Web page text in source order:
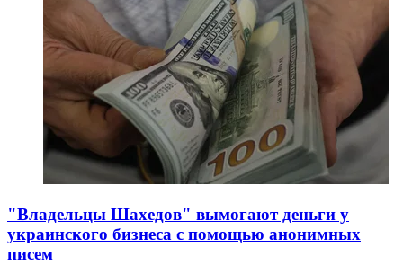
"Владельцы Шахедов" вымогают деньги у
украинского бизнеса с помощью анонимных
писем